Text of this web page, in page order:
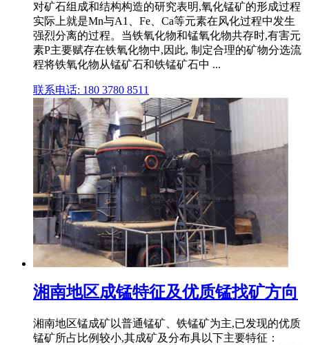
对矿石组成和结构构造的研究表明,氧化锰矿的形成过程
实际上就是Mn与A1、Fe、Ca等元素在风化过程中发生
强烈分离的过程。当铁氧化物和锰氧化物共存时,有害元
素P主要赋存在铁氧化物中,因此, 制定合理的矿物分选流
程将铁氧化物从锰矿石和铁锰矿石中 ...
联系电话: 180 3780 8511
湘南地区成锰特征及优质锰找矿方向
湘南地区锰成矿以普通锰矿、铁锰矿为主,已发现的优质
锰矿所占比例较小,其成矿及分布具以下主要特征：